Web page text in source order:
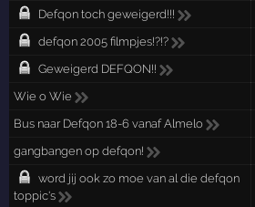
Defqon toch geweigerd!!!
defqon 2005 filmpjes!?!?
Geweigerd DEFQON!!
Wie o Wie
Bus naar Defqon 18-6 vanaf Almelo
gangbangen op defqon!
word jij ook zo moe van al die defqon
toppic's